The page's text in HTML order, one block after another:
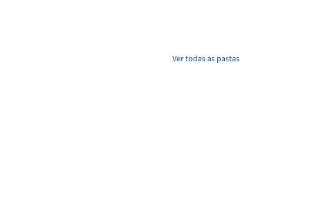
Ver todas as pastas